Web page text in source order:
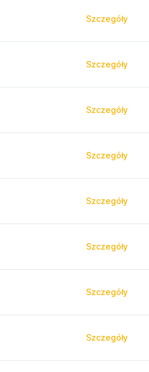
Szczegóły
Szczegóły
Szczegóły
Szczegóły
Szczegóły
Szczegóły
Szczegóły
Szczegóły